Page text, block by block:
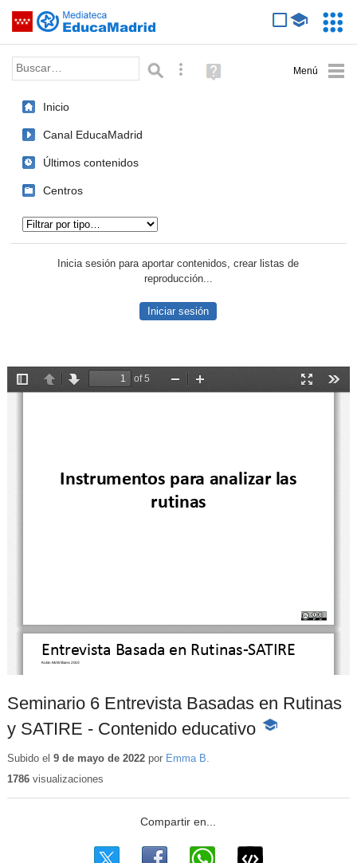
Saltar navegación
Palabra o frase: Búsqueda avanzada
Ayuda
(en
Inicio
Canal EducaMadrid
Últimos contenidos
Centros
Inicia sesión para aportar contenidos, crear listas de
reproducción...
Iniciar sesión
Seminario 6 Entrevista Basadas en Rutinas
y SATIRE - Contenido educativo -
Subido el 9 de mayo de 2022por Emma B.
1786visualizaciones